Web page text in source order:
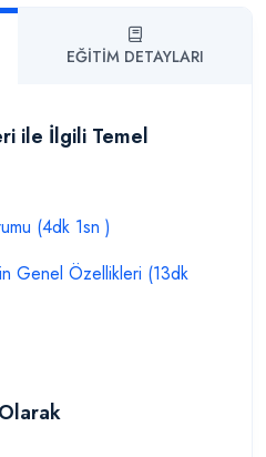
EĞITIM DETAYLARI
ile İlgili Temel
(4dk 1sn )
Genel Özellikleri (13dk